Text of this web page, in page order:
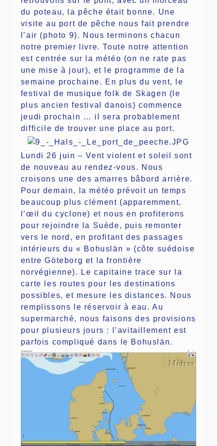
du poteau, la pêche était bonne. Une
visite au port de pêche nous fait prendre
l’air (photo 9). Nous terminons chacun
notre premier livre. Toute notre attention
est centrée sur la météo (on ne rate pas
une mise à jour), et le programme de la
semaine prochaine. En plus du vent, le
festival de musique folk de Skagen (le
plus ancien festival danois) commence
jeudi prochain … il sera probablement
difficile de trouver une place au port.
Lundi 26 juin – Vent violent et soleil sont
de nouveau au rendez-vous. Nous
croisons une des amarres bâbord arrière.
Pour demain, la météo prévoit un temps
beaucoup plus clément (apparemment,
l’œil du cyclone) et nous en profiterons
pour rejoindre la Suède, puis remonter
vers le nord, en profitant des passages
intérieurs du « Bohuslän » (côte suédoise
entre Göteborg et la frontière
norvégienne). Le capitaine trace sur la
carte les routes pour les destinations
possibles, et mesure les distances. Nous
remplissons le réservoir à eau. Au
supermarché, nous faisons des provisions
pour plusieurs jours : l’avitaillement est
parfois compliqué dans le Bohuslän.